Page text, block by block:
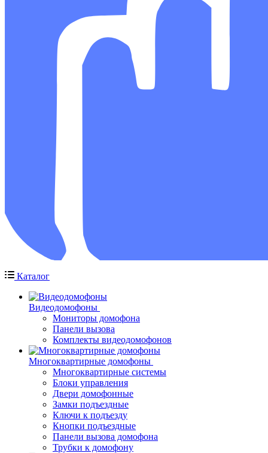
Каталог
Видеодомофоны
Мониторы домофона
Панели вызова
Комплекты видеодомофонов
Многоквартирные домофоны
Многоквартирные системы
Блоки управления
Двери домофонные
Замки подъездные
Ключи к подъезду
Кнопки подъездные
Панели вызова домофона
Трубки к домофону